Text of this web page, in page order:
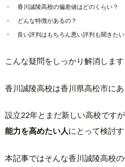
香川誠陵高校の偏差値はどのくらい？
どんな特徴があるの？
良い評判はもちろん悪い評判も聞きたい
こんな疑問をしっかり解消します
香川誠陵高校は香川県高松市にあ
設立22年とまだ新しい高校ですが
能力を高めたい人にとって検討
本記事ではそんな香川誠陵高校